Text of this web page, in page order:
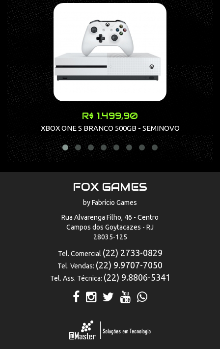
R$ 1.499,90
XBOX ONE S BRANCO 500GB - SEMINOVO
FOX GAMES
by Fabrício Games
Rua Alvarenga Filho, 46 - Centro
Campos dos Goytacazes - RJ
28035-125
Tel. Comercial (22) 2733-0829
Tel. Vendas: (22) 9.9707-7050
Tel. Ass. Técnica: (22) 9.8806-5341